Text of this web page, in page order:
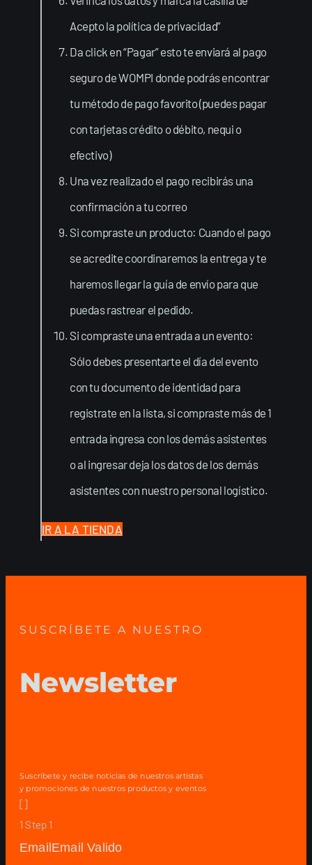
Acepto la política de privacidad”
Da click en “Pagar” esto te enviará al pago
seguro de WOMPI donde podrás encontrar
tu método de pago favorito (puedes pagar
con tarjetas crédito o débito, nequi o
efectivo)
Una vez realizado el pago recibirás una
confirmación a tu correo
Si compraste un producto: Cuando el pago
se acredite coordinaremos la entrega y te
haremos llegar la guía de envío para que
puedas rastrear el pedido.
Si compraste una entrada a un evento:
Sólo debes presentarte el día del evento
con tu documento de identidad para
registrate en la lista, si compraste más de 1
entrada ingresa con los demás asistentes
o al ingresar deja los datos de los demás
asistentes con nuestro personal logístico.
IR A LA TIENDA
SUSCRÍBETE A NUESTRO
Newsletter
Suscríbete y recibe noticias de nuestros artistas
y promociones de nuestros productos y eventos
[]
1 Step 1
Email Email Valido